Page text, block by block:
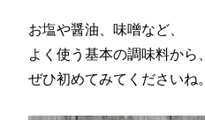
お塩や醤油、味噌など、
よく使う基本の調味料から、
ぜひ初めてみてくださいね。